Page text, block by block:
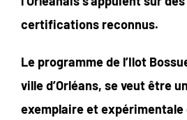
certifications reconnus.
Le programme de l’Ilot
ville d’Orléans, se veut être
exemplaire et expérimentale